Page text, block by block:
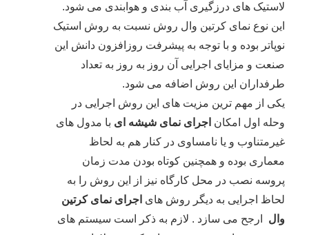
لاستیک های درزگیری آب بندی و هوابندی می شود.
این نوع نمای کرتین وال روش نسبت به روش استیک
نوپاتر بوده و با توجه به پیشرفت روزافزون دانش این
صنعت و مزایای اجرایی آن روز به روز به تعداد
طرفداران این روش اضافه می شود.
یکی از مهم ترین مزیت های این روش اجرایی در
وحله اول امکان اجرای نمای شیشه ای با مدول های
غیرمتناوب و یا نامساوی در کنار هم به لحاظ
معماری بوده و همچنین کوتاه بودن مدت زمان
پروسه نصب در محل کارگاه نیز از این روش را به
لحاظ اجرایی به دیگر روش های اجرای نمای کرتین
وال
ارجح می سازد . لازم به ذکر است سیستم های